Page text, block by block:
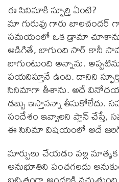
ఈ సినిమాకి స్ఫూర్తి ఏంటి?
మా గురువు గారు బాలచందర్
సమయంలో ఒక డ్రామా చూశాను.
అడిగితే, బాగుంది సార్ కానీ
బాగుంటుంది అన్నాను.
పయనిస్తూనే ఉంది. దానిని
సినిమాగా తీశాను. అదే వినోదయ
డబ్బు ఇస్తానన్నా
సందేశం ఇవ్వాలని ప్లాన్ చేస్తే,
ఈ సినిమా విషయంలో అదే
మార్పులు చేయడం వల్ల మాతృక
అనుభూతిని పంచగలదు